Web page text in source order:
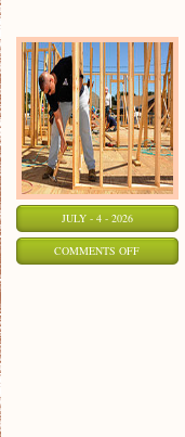
JULY - 4 - 2026
COMMENTS OFFON